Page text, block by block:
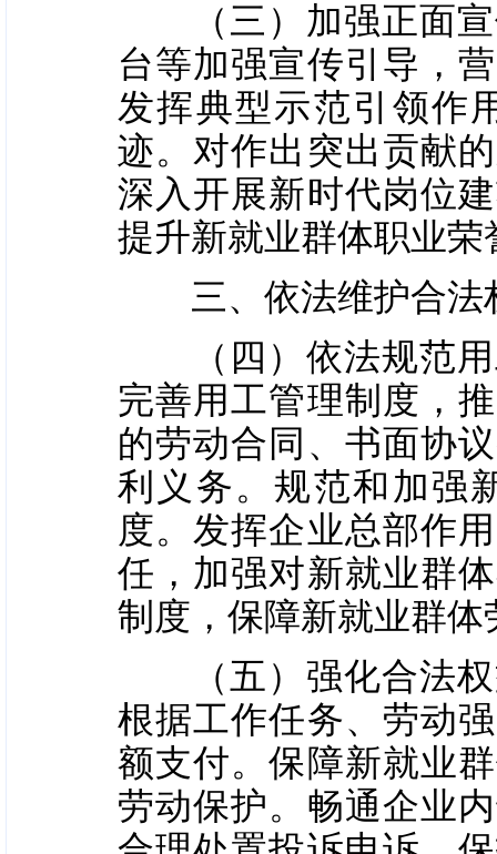
（三）加强正面宣
台等加强宣传引导，
发挥典型示范引领作
迹。对作出突出贡献
深入开展新时代岗位
提升新就业群体职业荣
三、依法维护合法
（四）依法规范用
完善用工管理制度，
的劳动合同、书面协
利义务。规范和加强
度。发挥企业总部作
任，加强对新就业群
制度，保障新就业群
（五）强化合法权
根据工作任务、劳动
额支付。保障新就业
劳动保护。畅通企业